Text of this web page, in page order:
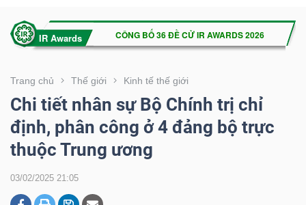
Trang chủ Thế giới Kinh tế thế giới
Chi tiết nhân sự Bộ Chính trị chỉ
định, phân công ở 4 đảng bộ trực
thuộc Trung ương
03/02/2025 21:05
(-)
VIETSTOCK
CHỨNG
KHOÁN